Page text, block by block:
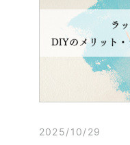
2025/10/29